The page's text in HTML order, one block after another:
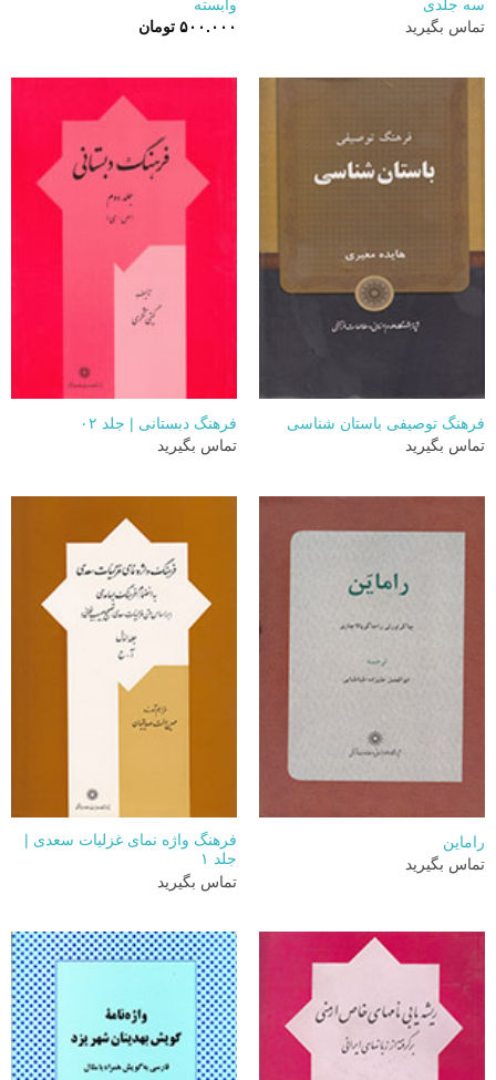
سه جلدی
تماس بگیرید
وابسته
۵۰۰.۰۰۰ تومان
فرهنگ توصیفی باستان شناسی
تماس بگیرید
فرهنگ دبستانی | جلد ۰۲
تماس بگیرید
راماین
تماس بگیرید
فرهنگ واژه نمای غزلیات سعدی |
جلد ۱
تماس بگیرید